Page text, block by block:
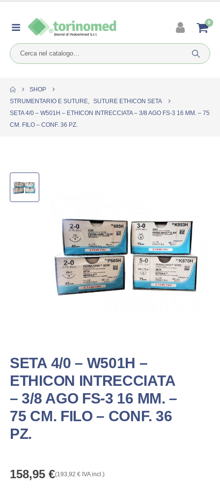
0
SHOP
STRUMENTARIO E SUTURE, SUTURE ETHICON SETA
SETA 4/0 – W501H – ETHICON INTRECCIATA – 3/8 AGO FS-3 16 MM. – 75
CM. FILO – CONF. 36 PZ.
SETA 4/0 – W501H –
ETHICON INTRECCIATA
– 3/8 AGO FS-3 16 MM. –
75 CM. FILO – CONF. 36
PZ.
158,95 €(193,92 € IVA incl.)